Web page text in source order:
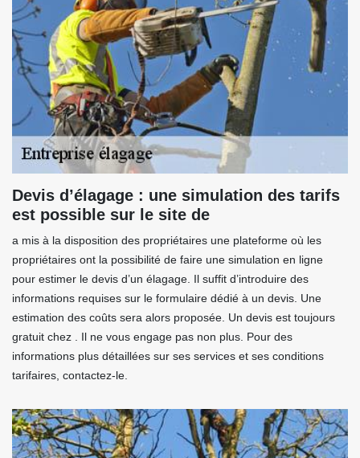
Devis d’élagage : une simulation des tarifs
est possible sur le site de
a mis à la disposition des propriétaires une plateforme où les
propriétaires ont la possibilité de faire une simulation en ligne
pour estimer le devis d’un élagage. Il suffit d’introduire des
informations requises sur le formulaire dédié à un devis. Une
estimation des coûts sera alors proposée. Un devis est toujours
gratuit chez . Il ne vous engage pas non plus. Pour des
informations plus détaillées sur ses services et ses conditions
tarifaires, contactez-le.